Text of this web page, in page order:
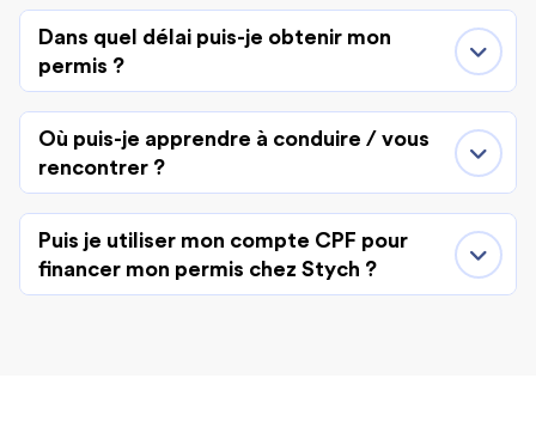
Dans quel délai puis-je obtenir mon
permis ?
Où puis-je apprendre à conduire / vous
rencontrer ?
Puis je utiliser mon compte CPF pour
financer mon permis chez Stych ?